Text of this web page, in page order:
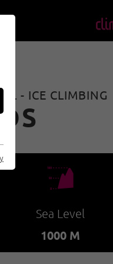
- ICE CLIMBING
🞱
Sea Level
1000 M